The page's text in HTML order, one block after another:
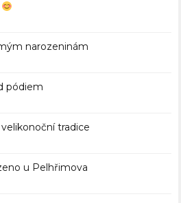
narozeninám
pódiem
tradice
u Pelhřimova